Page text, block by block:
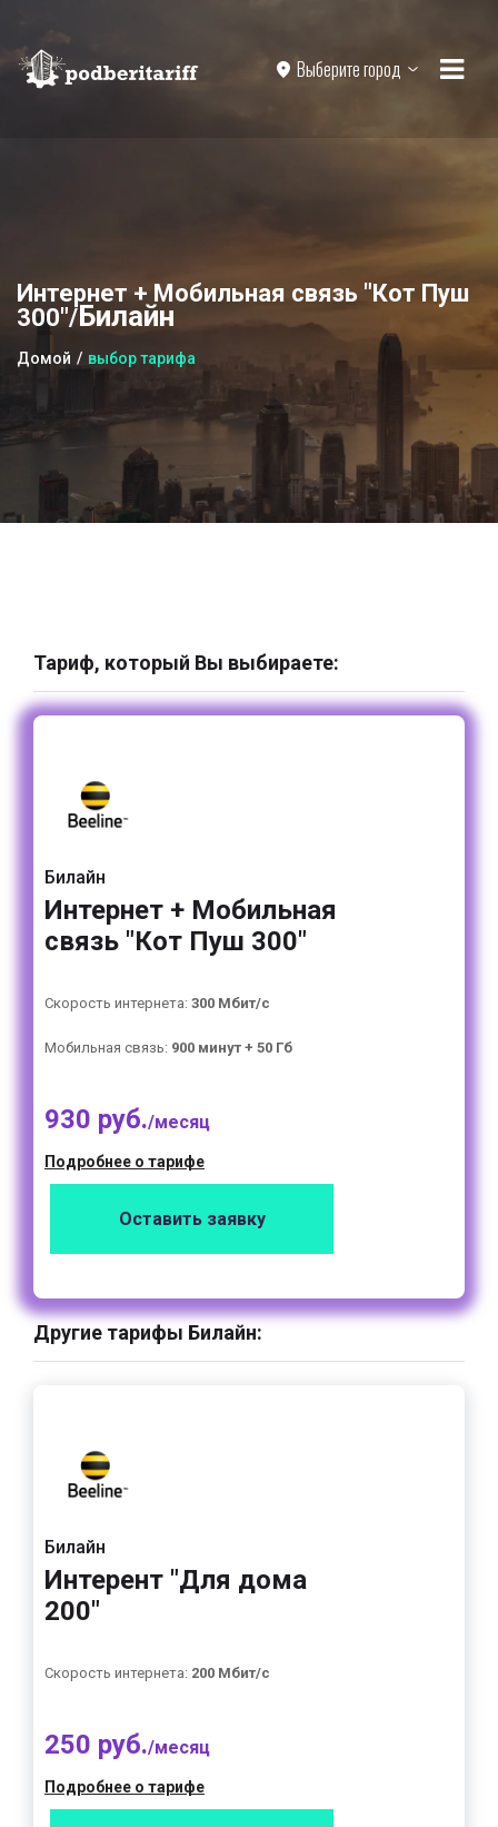
Выберите город
Интернет + Мобильная связь "Кот Пуш
300"/Билайн
Домой выбор тарифа
Тариф, который Вы выбираете:
Билайн
Интернет + Мобильная
связь "Кот Пуш 300"
Скорость интернета: 300 Мбит/с
Мобильная связь: 900 минут + 50 Гб
930 руб./месяц
Подробнее о тарифе
Оставить заявку
Другие тарифы Билайн:
Билайн
Интерент "Для дома
200"
Скорость интернета: 200 Мбит/с
250 руб./месяц
Подробнее о тарифе